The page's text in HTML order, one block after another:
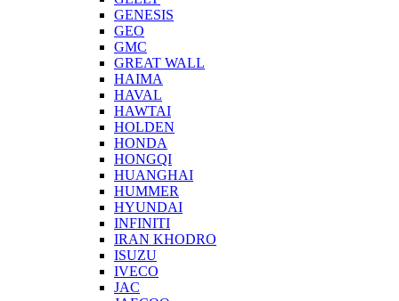
GENESIS
GEO
GMC
GREAT WALL
HAIMA
HAVAL
HAWTAI
HOLDEN
HONDA
HONGQI
HUANGHAI
HUMMER
HYUNDAI
INFINITI
IRAN KHODRO
ISUZU
IVECO
JAC